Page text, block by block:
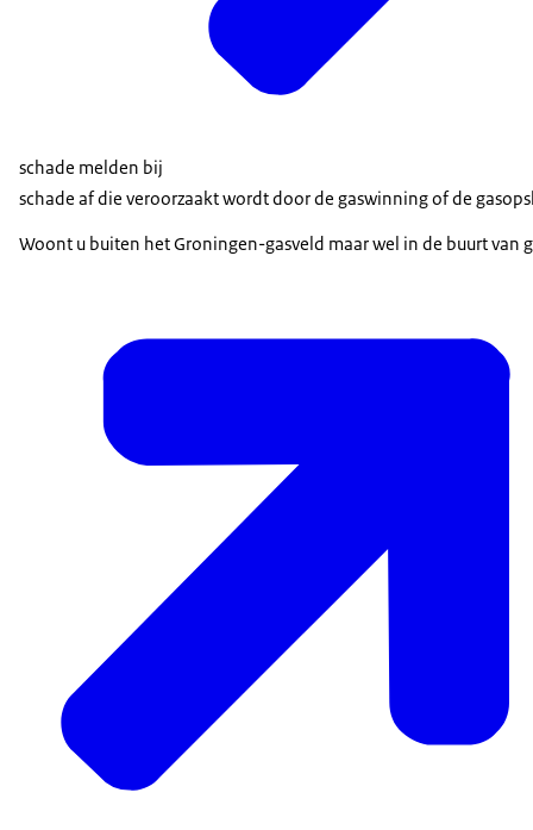
schade melden bij
schade af die veroorzaakt wordt door de gaswinning of de
Woont u buiten het Groningen-gasveld maar wel in de buurt